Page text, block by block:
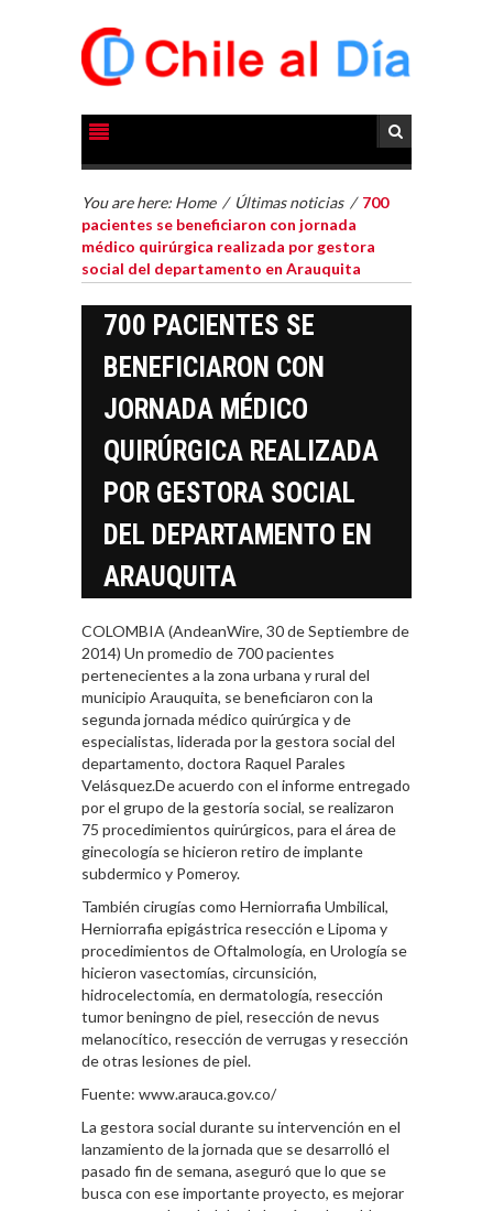
You are here: Home / Últimas noticias / 700
pacientes se beneficiaron con jornada
médico quirúrgica realizada por gestora
social del departamento en Arauquita
700 PACIENTES SE
BENEFICIARON CON
JORNADA MÉDICO
QUIRÚRGICA REALIZADA
POR GESTORA SOCIAL
DEL DEPARTAMENTO EN
ARAUQUITA
COLOMBIA (AndeanWire, 30 de Septiembre de
2014) Un promedio de 700 pacientes
pertenecientes a la zona urbana y rural del
municipio Arauquita, se beneficiaron con la
segunda jornada médico quirúrgica y de
especialistas, liderada por la gestora social del
departamento, doctora Raquel Parales
Velásquez.De acuerdo con el informe entregado
por el grupo de la gestoría social, se realizaron
75 procedimientos quirúrgicos, para el área de
ginecología se hicieron retiro de implante
subdermico y Pomeroy.
También cirugías como Herniorrafia Umbilical,
Herniorrafia epigástrica resección e Lipoma y
procedimientos de Oftalmología, en Urología se
hicieron vasectomías, circunsición,
hidrocelectomía, en dermatología, resección
tumor beningno de piel, resección de nevus
melanocítico, resección de verrugas y resección
de otras lesiones de piel.
Fuente: www.arauca.gov.co/
La gestora social durante su intervención en el
lanzamiento de la jornada que se desarrolló el
pasado fin de semana, aseguró que lo que se
busca con ese importante proyecto, es mejorar